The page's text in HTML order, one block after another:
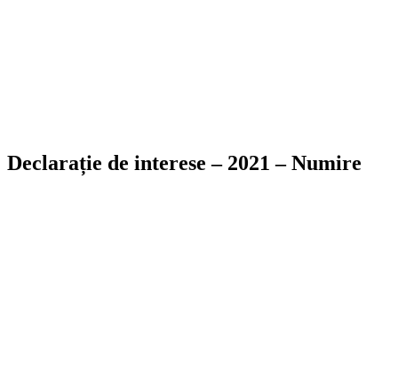
Declarație de interese – 2021 – Numire